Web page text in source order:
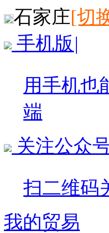
石家庄[切
手机版 |
用手机也
端
关注公众
扫二维码
我的贸易